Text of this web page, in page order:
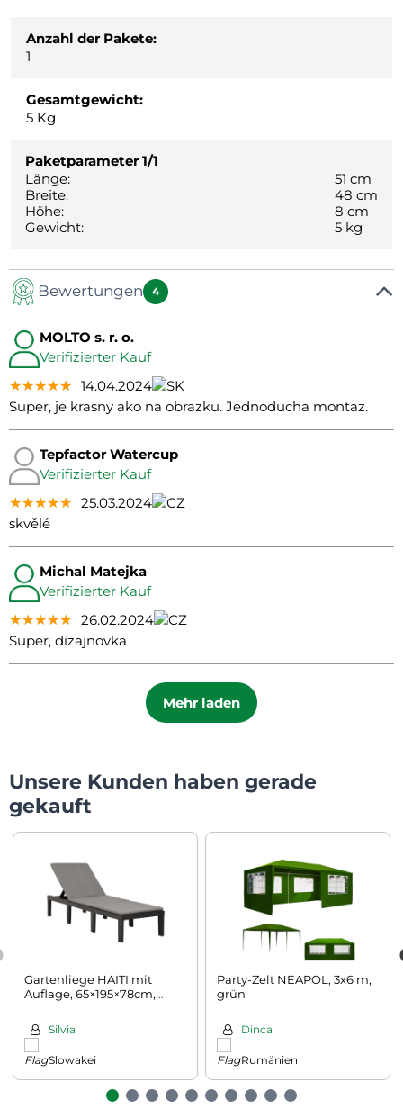
Anzahl der Pakete:
1
Gesamtgewicht:
5 Kg
Paketparameter 1/1
Länge:
51 cm
Breite:
48 cm
Höhe:
8 cm
Gewicht:
5 kg
Bewertungen 4
MOLTO s. r. o.
Verifizierter Kauf
★★★★★
★★★★★
★★★★★ 14.04.2024
Super, je krasny ako na obrazku. Jednoducha montaz.
Tepfactor Watercup
Verifizierter Kauf
★★★★★
★★★★★
★★★★★ 25.03.2024
skvělé
Michal Matejka
Verifizierter Kauf
★★★★★
★★★★★
★★★★★ 26.02.2024
Super, dizajnovka
Mehr laden
Unsere Kunden haben gerade
gekauft
Gartenliege HAITI mit
Auflage, 65×195×78cm,
Silvia
Slowakei
Party-Zelt NEAPOL, 3x6 m,
grün
Dinca
Rumänien